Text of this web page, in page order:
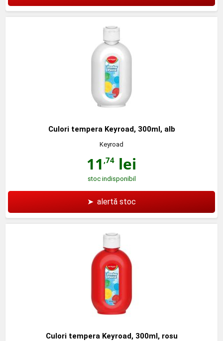
Culori tempera Keyroad, 300ml, alb
Keyroad
11 ,74 lei
stoc indisponibil
➤ alertă stoc
Culori tempera Keyroad, 300ml, rosu